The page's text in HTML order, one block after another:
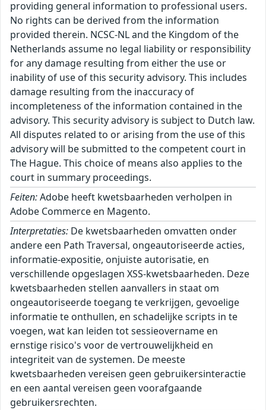
providing general information to professional users.
No rights can be derived from the information
provided therein. NCSC-NL and the Kingdom of the
Netherlands assume no legal liability or responsibility
for any damage resulting from either the use or
inability of use of this security advisory. This includes
damage resulting from the inaccuracy of
incompleteness of the information contained in the
advisory. This security advisory is subject to Dutch law.
All disputes related to or arising from the use of this
advisory will be submitted to the competent court in
The Hague. This choice of means also applies to the
court in summary proceedings.
Feiten:Adobe heeft kwetsbaarheden verholpen in
Adobe Commerce en Magento.
Interpretaties: De kwetsbaarheden omvatten onder
andere een Path Traversal, ongeautoriseerde acties,
informatie-expositie, onjuiste autorisatie, en
verschillende opgeslagen XSS-kwetsbaarheden. Deze
kwetsbaarheden stellen aanvallers in staat om
ongeautoriseerde toegang te verkrijgen, gevoelige
informatie te onthullen, en schadelijke scripts in te
voegen, wat kan leiden tot sessieovername en
ernstige risico's voor de vertrouwelijkheid en
integriteit van de systemen. De meeste
kwetsbaarheden vereisen geen gebruikersinteractie
en een aantal vereisen geen voorafgaande
gebruikersrechten.